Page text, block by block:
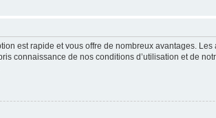
est rapide et vous offre de nombreux avantages.
connaissance de nos conditions d’utilisation et de